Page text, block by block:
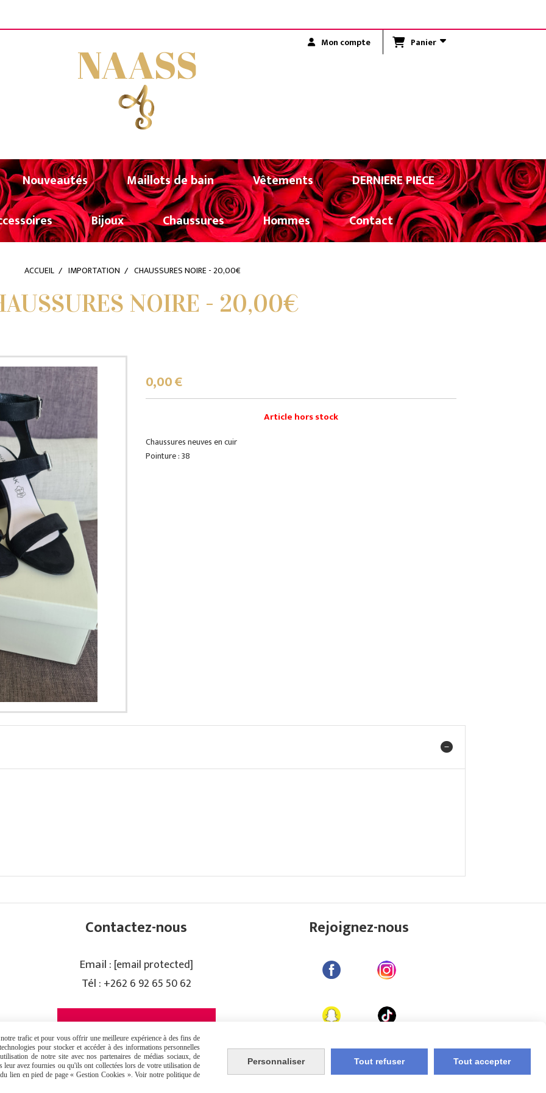
NAASS Mon compte Panier
Nouveautés Maillots de bain Vêtements
DERNIERE PIECE
Bijoux Chaussures Hommes Contact
ACCUEIL IMPORTATION CHAUSSURES NOIRE - 20,00€
NOIRE - 20,00€
0,00€
Article hors stock
Chaussures neuves en cuir
Pointure : 38
Contactez-nous
Email : [email protected]
Tél : +262 6 92 65 50 62
PRISE DE RENDEZ-VOUS
Rejoignez-nous
trafic et pour vous offrir une meilleure expérience à des fins de
pour stocker et accéder à des informations personnelles
de notre site avec nos partenaires de médias sociaux, de
avez fournies ou qu'ils ont collectées lors de votre utilisation de
lien en pied de page « Gestion Cookies ». Voir notre politique de
Personnaliser Tout refuser Tout accepter